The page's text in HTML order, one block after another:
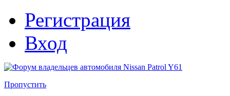
Регистрация
Вход
Пропустить